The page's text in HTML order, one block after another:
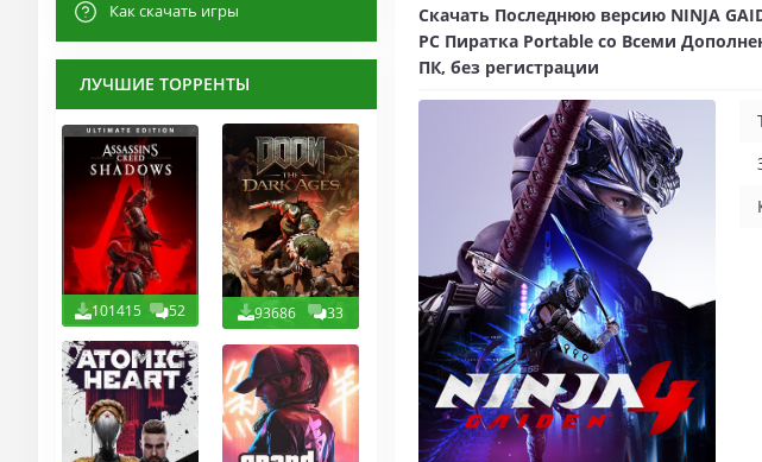
Как скачать игры
ЛУЧШИЕ ТОРРЕНТЫ
101415 52 93686 33
Скачать Последнюю версию NINJA
PC Пиратка Portable со Всеми
ПК, без регистрации